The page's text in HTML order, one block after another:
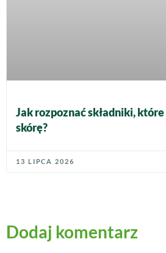
Jak rozpoznać składniki,
skórę?
13 LIPCA 2026
Dodaj komentarz